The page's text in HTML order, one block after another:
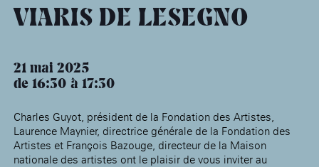
VIARIS DE LESEGNO
21 mai 2025
de 16:30
17:30
Charles Guyot, président de la Fondation des Artistes,
Laurence Maynier, directrice générale de la Fondation des
Artistes et François Bazouge, directeur de la Maison
nationale des artistes ont le plaisir de vous inviter au